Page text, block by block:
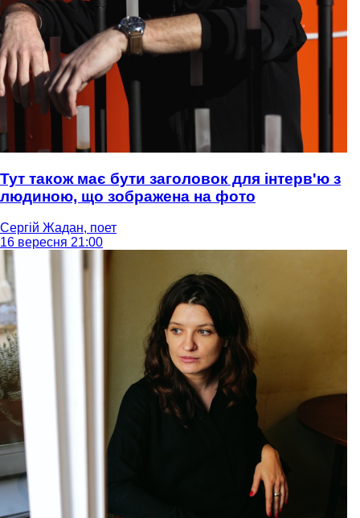
Тут також має бути заголовок для інтерв'ю з
людиною, що зображена на фото
Сергій Жадан, поет
16 вересня 21:00